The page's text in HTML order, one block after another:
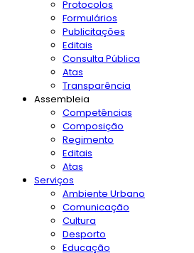
Protocolos
Formulários
Publicitações
Editais
Consulta Pública
Atas
Transparência
Assembleia
Competências
Composição
Regimento
Editais
Atas
Serviços
Ambiente Urbano
Comunicação
Cultura
Desporto
Educação